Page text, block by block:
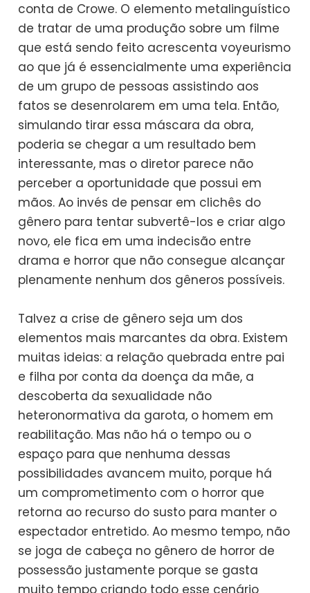
conta de Crowe. O elemento metalinguístico
de tratar de uma produção sobre um filme
que está sendo feito acrescenta voyeurismo
ao que já é essencialmente uma experiência
de um grupo de pessoas assistindo aos
fatos se desenrolarem em uma tela. Então,
simulando tirar essa máscara da obra,
poderia se chegar a um resultado bem
interessante, mas o diretor parece não
perceber a oportunidade que possui em
mãos. Ao invés de pensar em clichês do
gênero para tentar subvertê-los e criar algo
novo, ele fica em uma indecisão entre
drama e horror que não consegue alcançar
plenamente nenhum dos gêneros possíveis.
Talvez a crise de gênero seja um dos
elementos mais marcantes da obra. Existem
muitas ideias: a relação quebrada entre pai
e filha por conta da doença da mãe, a
descoberta da sexualidade não
heteronormativa da garota, o homem em
reabilitação. Mas não há o tempo ou o
espaço para que nenhuma dessas
possibilidades avancem muito, porque há
um comprometimento com o horror que
retorna ao recurso do susto para manter o
espectador entretido. Ao mesmo tempo, não
se joga de cabeça no gênero de horror de
possessão justamente porque se gasta
muito tempo criando todo esse cenário